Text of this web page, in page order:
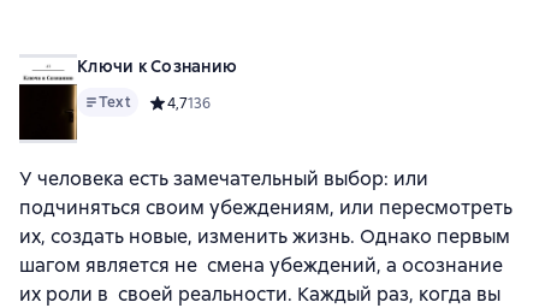
Ключи к Сознанию
Text Средний рейтинг 4,7 на основе 136 оценок
4,7136
У человека есть замечательный выбор: или
подчиняться своим убеждениям, или пересмотреть
их, создать новые, изменить жизнь. Однако первым
шагом является не смена убеждений, а осознание
их роли в своей реальности. Каждый раз, когда вы